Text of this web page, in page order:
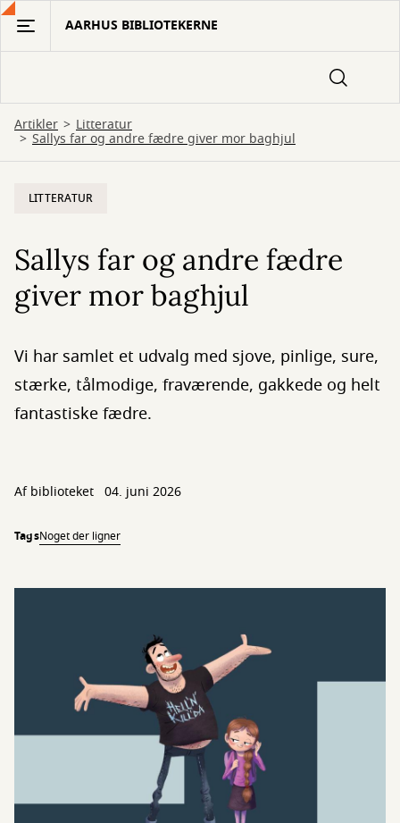
Gå
hovedindhold
AARHUS BIBLIOTEKERNE
Artikler Litteratur
Sallys far og andre fædre giver mor baghjul
LITTERATUR
Sallys far og andre fædre
giver mor baghjul
Vi har samlet et udvalg med sjove, pinlige, sure,
stærke, tålmodige, fraværende, gakkede og helt
fantastiske fædre.
Af biblioteket 04. juni 2026
TagsNoget der ligner